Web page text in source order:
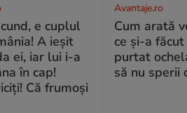
e cuplul
A ieșit
ei, iar lui i-a
în cap!
Că frumoși
Avantaje.ro
Cum arată
ce și-a
purtat
să nu sperii